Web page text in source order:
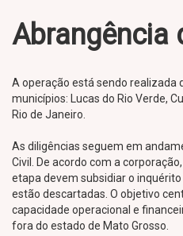
Abrangência
A operação está sendo realizada
municípios: Lucas do Rio Verde,
Rio de Janeiro.
As diligências seguem em
Civil. De acordo com a
etapa devem subsidiar o
estão descartadas. O objetivo
capacidade operacional e
fora do estado de Mato Grosso.